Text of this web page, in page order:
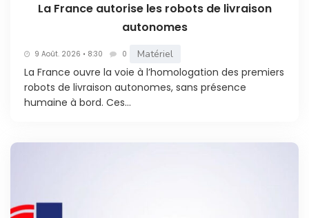
La France autorise les robots de livraison
autonomes
9 Août. 2026 • 8:30 0 Matériel
La France ouvre la voie à l’homologation des premiers
robots de livraison autonomes, sans présence
humaine à bord. Ces...